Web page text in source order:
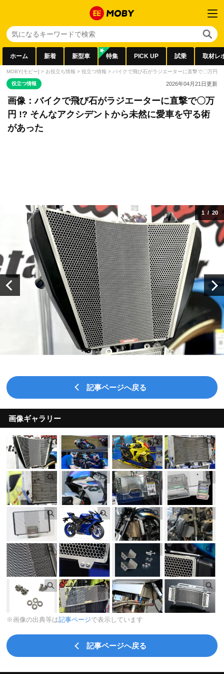
ホーム 新着 新型車 特集 PICK UP 試乗 取材レ
MOBY[モビー] > お役立ち情報 > 役立つ情報 > バイクで飛び石がラジエーターに直撃で〇万円
役立つ情報 2026年04月21日更新
画像：バイクで飛び石がラジエーターに直撃で〇万
円 !? そんなアクシデントから未然に愛車を守る術
があった
1/20
記事ページへ戻る
画像ギャラリー
※画像の出典等は記事ページで表示しています
記事ページへ戻る